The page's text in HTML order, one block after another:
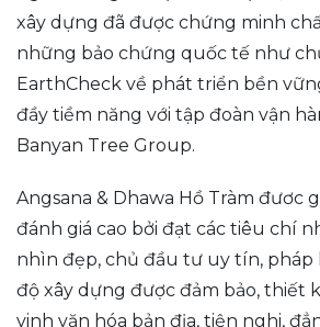
xây dựng đã được chứng minh
những bảo chứng quốc tế như
EarthCheck về phát triển bền
đầy tiềm năng với tập đoàn vận
Banyan Tree Group.
Angsana & Dhawa Hồ Tràm đươc
đánh giá cao bởi đạt các tiêu chí
nhìn đẹp, chủ đầu tư uy tín, pháp
độ xây dựng được đảm bảo, thiết
vinh văn hóa bản địa, tiện nghi,